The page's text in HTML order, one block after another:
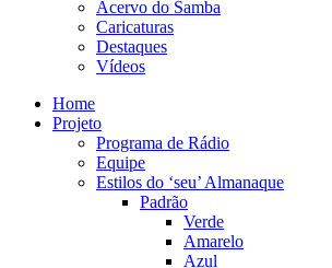
Acervo do Samba
Caricaturas
Destaques
Vídeos
Home
Projeto
Programa de Rádio
Equipe
Estilos do ‘seu’ Almanaque
Padrão
Verde
Amarelo
Azul